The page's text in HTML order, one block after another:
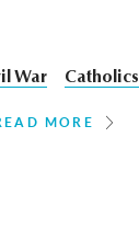
War Catholics
MORE